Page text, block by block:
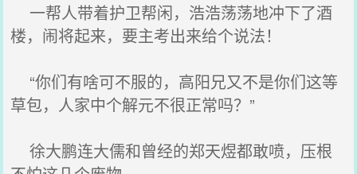
一帮人带着护卫帮闲，浩浩荡荡地冲下了酒
楼，闹将起来，要主考出来给个说法！
“你们有啥可不服的，高阳兄又不是你们这等
草包，人家中个解元不很正常吗？”
徐大鹏连大儒和曾经的郑天煜都敢喷，压根